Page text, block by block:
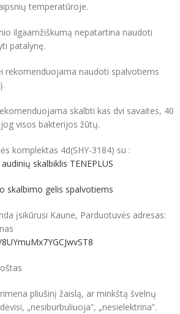
temperatūroje.
ilgaamžiškumą nepatartina naudoti
patalynę.
rekomenduojama naudoti spalvotiems
skalbti kas dvi savaites, 40
visos bakterijos žūtų.
komplektas 4d(SHY-3184) su :
skalbiklis TENEPLUS
skalbimo gelis spalvotiems
įsikūrusi Kaune, Parduotuvės adresas:
pliušinį žaislą, ar minkštą švelnų
„nesiburbuliuoja”, „nesielektrina”.